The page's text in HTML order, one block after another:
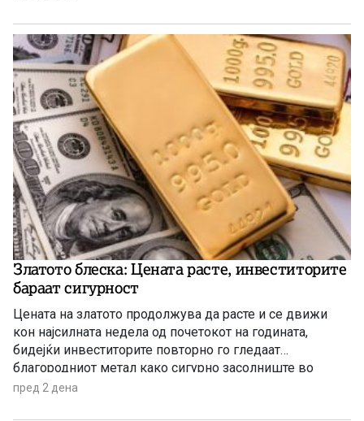
Златото блеска: Цената расте, инвеститорите
бараат сигурност
Цената на златото продолжува да расте и се движи
кон најсилната недела од почетокот на годината,
бидејќи инвеститорите повторно го гледаат
благородниот метал како сигурно засолниште во
услови на глобална економска неизвесност.
пред 2 дена